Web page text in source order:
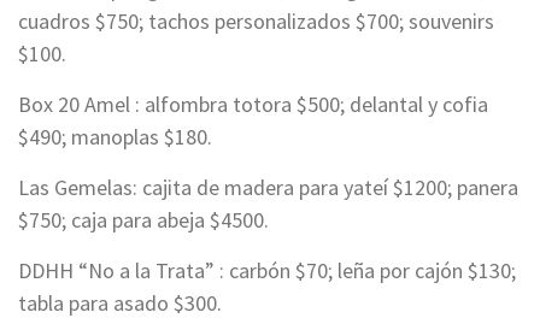
cuadros $750; tachos personalizados $700; souvenirs
$100.
Box 20 Amel : alfombra totora $500; delantal y cofia
$490; manoplas $180.
Las Gemelas: cajita de madera para yateí $1200; panera
$750; caja para abeja $4500.
DDHH “No a la Trata” : carbón $70; leña por cajón $130;
tabla para asado $300.